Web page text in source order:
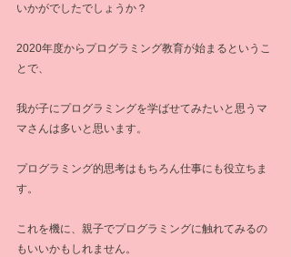
いかがでしたでしょうか？
2020年度からプログラミング教育が始まるというこ
とで、
我が子にプログラミングを学ばせてみたいと思うマ
マさんは多いと思います。
プログラミング的思考はもちろん仕事にも役立ちま
す。
これを機に、親子でプログラミングに触れてみるの
もいいかもしれません。